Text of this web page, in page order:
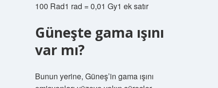
100 Rad1 rad = 0,01 Gy1 ek satır
Güneşte gama ışını
var mı?
Bunun yerine, Güneş’in gama ışını